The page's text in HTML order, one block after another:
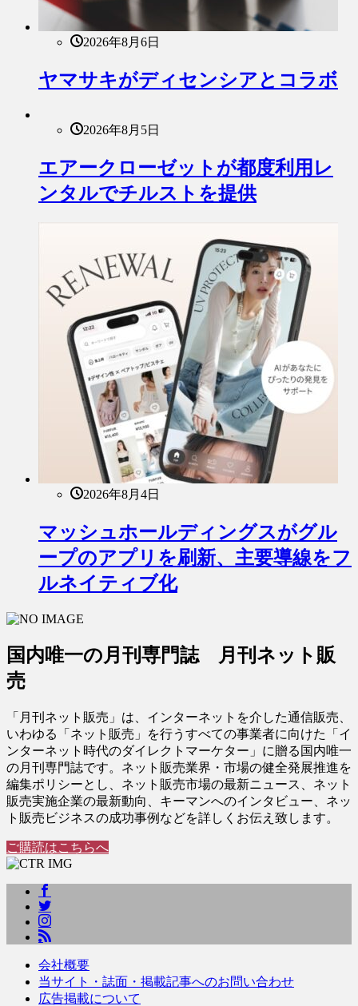
2026年8月6日
ヤマサキがディセンシアとコラボ
2026年8月5日
エアークローゼットが都度利用レ
ンタルでチルストを提供
2026年8月4日
マッシュホールディングスがグル
ープのアプリを刷新、主要導線をフ
ルネイティブ化
国内唯一の月刊専門誌 月刊ネット販
売
「月刊ネット販売」は、インターネットを介した通信販売、
いわゆる「ネット販売」を行うすべての事業者に向けた「イ
ンターネット時代のダイレクトマーケター」に贈る国内唯一
の月刊専門誌です。ネット販売業界・市場の健全発展推進を
編集ポリシーとし、ネット販売市場の最新ニュース、ネット
販売実施企業の最新動向、キーマンへのインタビュー、ネッ
ト販売ビジネスの成功事例などを詳しくお伝え致します。
ご購読はこちらへ
会社概要
当サイト・誌面・掲載記事へのお問い合わせ
広告掲載について